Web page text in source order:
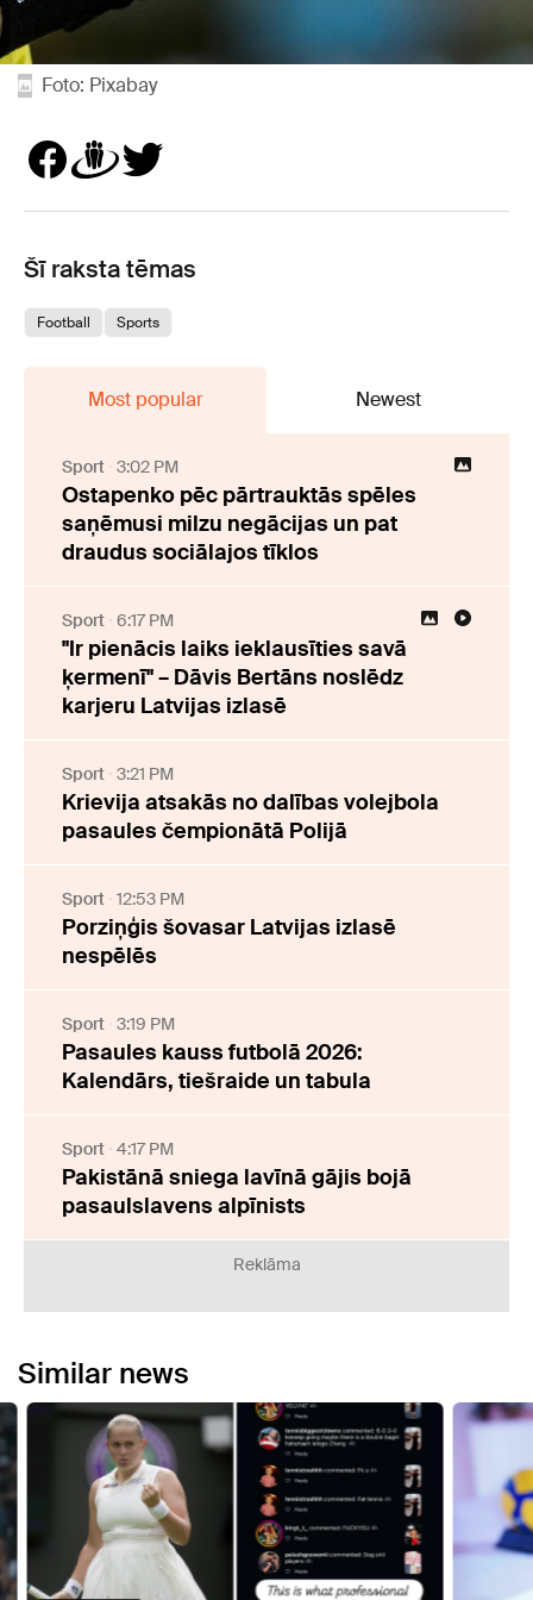
Foto: Pixabay
Šī raksta tēmas
Football Sports
Most popular Newest
Sport 3:02 PM
Ostapenko pēc pārtrauktās spēles
saņēmusi milzu negācijas un pat
draudus sociālajos tīklos
Sport 6:17 PM
"Ir pienācis laiks ieklausīties savā
ķermenī" – Dāvis Bertāns noslēdz
karjeru Latvijas izlasē
Sport 3:21 PM
Krievija atsakās no dalības volejbola
pasaules čempionātā Polijā
Sport 12:53 PM
Porziņģis šovasar Latvijas izlasē
nespēlēs
Sport 3:19 PM
Pasaules kauss futbolā 2026:
Kalendārs, tiešraide un tabula
Sport 4:17 PM
Pakistānā sniega lavīnā gājis bojā
pasaulslavens alpīnists
Reklāma
Similar news